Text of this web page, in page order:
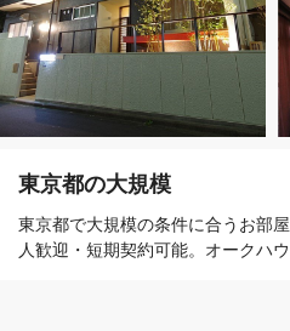
東京都の大規模
東京都で大規模の条件に合うお部
人歓迎・短期契約可能。オークハ